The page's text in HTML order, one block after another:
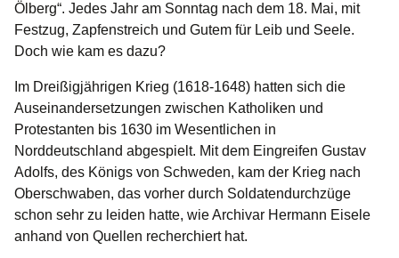
Ölberg“. Jedes Jahr am Sonntag nach dem 18. Mai, mit
Festzug, Zapfenstreich und Gutem für Leib und Seele.
Doch wie kam es dazu?
Im Dreißigjährigen Krieg (1618-1648) hatten sich die
Auseinandersetzungen zwischen Katholiken und
Protestanten bis 1630 im Wesentlichen in
Norddeutschland abgespielt. Mit dem Eingreifen Gustav
Adolfs, des Königs von Schweden, kam der Krieg nach
Oberschwaben, das vorher durch Soldatendurchzüge
schon sehr zu leiden hatte, wie Archivar Hermann Eisele
anhand von Quellen recherchiert hat.